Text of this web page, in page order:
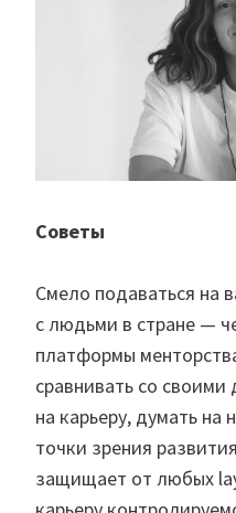
Советы
Смело подаваться на
с людьми в стране —
платформы
сравнивать со
на карьеру, думать на
точки зрения
защищает от любых